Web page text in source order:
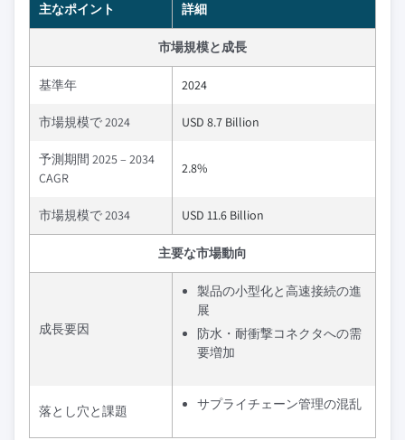
主なポイント 詳細
市場規模と成長
基準年 2024
市場規模で 2024 USD 8.7 Billion
予測期間 2025 – 2034
CAGR
2.8%
市場規模で 2034 USD 11.6 Billion
主要な市場動向
成長要因
製品の小型化と高速接続の進
展
防水・耐衝撃コネクタへの需
要増加
落とし穴と課題 サプライチェーン管理の混乱